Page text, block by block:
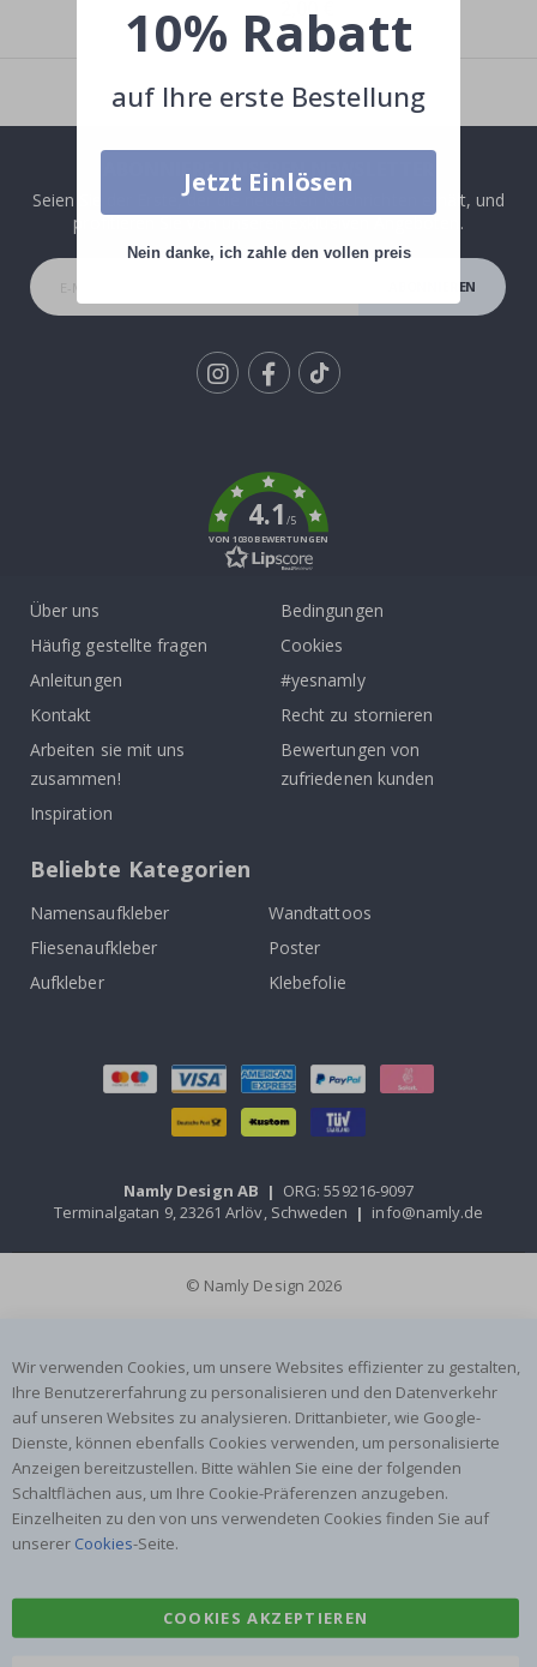
2,00 €
ABONNIERE UNSEREN NEWSLETTER
Seien Sie der Erste, der die neuesten Nachrichten erhält, und
profitieren Sie von unseren exklusiven Angeboten.
ABONNIEREN
4.1/5
VON 1030 BEWERTUNGEN
Über uns
Häufig gestellte fragen
Anleitungen
Kontakt
Arbeiten sie mit uns
zusammen!
Inspiration
Bedingungen
Cookies
#yesnamly
Recht zu stornieren
Bewertungen von
zufriedenen kunden
Beliebte Kategorien
Namensaufkleber
Wandtattoos
Fliesenaufkleber
Poster
Aufkleber
Klebefolie
Namly Design AB | ORG: 559216-9097
Terminalgatan 9, 23261 Arlöv, Schweden | info@namly.de
© Namly Design 2026
Wir verwenden Cookies, um unsere Websites effizienter zu gestalten,
Ihre Benutzererfahrung zu personalisieren und den Datenverkehr
auf unseren Websites zu analysieren. Drittanbieter, wie Google-
Dienste, können ebenfalls Cookies verwenden, um personalisierte
Anzeigen bereitzustellen. Bitte wählen Sie eine der folgenden
Schaltflächen aus, um Ihre Cookie-Präferenzen anzugeben.
Einzelheiten zu den von uns verwendeten Cookies finden Sie auf
unserer Cookies-Seite.
COOKIES AKZEPTIEREN
10% Rabatt
auf Ihre erste Bestellung
Jetzt Einlösen
Nein danke, ich zahle den vollen preis